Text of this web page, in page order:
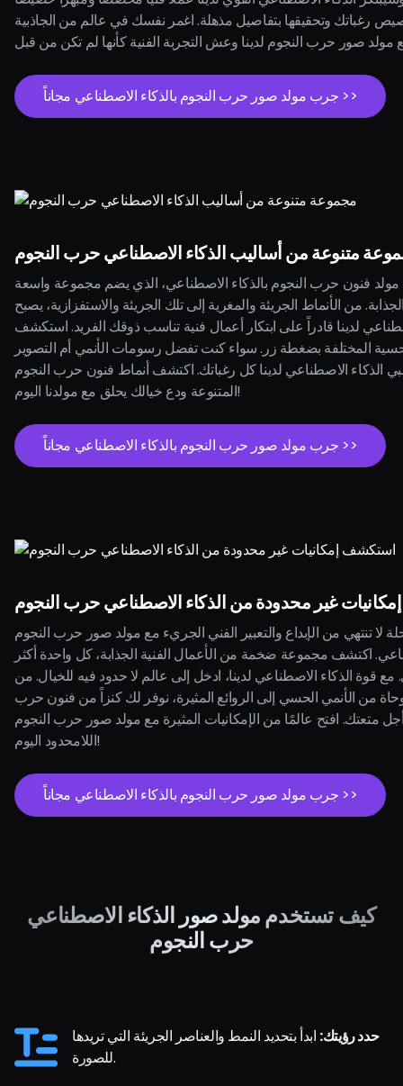
رغباتك وتحقيقها بتفاصيل مذهلة. اغمر نفسك في عالم من الجاذبية
جرب مولد صور حرب النجوم بالذكاء الاصطناعي مجاناً >>
متنوعة من أساليب الذكاء الاصطناعي حرب النجوم
فنون حرب النجوم بالذكاء الاصطناعي، الذي يضم مجموعة واسعة
من الأنماط الجريئة والمغرية إلى تلك الجريئة والاستفزازية، يصبح
لدينا قادراً على ابتكار أعمال فنية تناسب ذوقك الفريد. استكشف
المختلفة بضغطة زر. سواء كنت تفضل رسومات الأنمي أم التصوير
الذكاء الاصطناعي لدينا كل رغباتك. اكتشف أنماط فنون حرب النجوم
المتنوعة ودع خيالك يحلق مع مولدنا اليوم!
جرب مولد صور حرب النجوم بالذكاء الاصطناعي مجاناً >>
غير محدودة من الذكاء الاصطناعي حرب النجوم
لا تنتهي من الإبداع والتعبير الفني الجريء مع مولد صور حرب النجوم
اكتشف مجموعة ضخمة من الأعمال الفنية الجذابة، كل واحدة أكثر
مع قوة الذكاء الاصطناعي لدينا، ادخل إلى عالم لا حدود فيه للخيال. من
من الأنمي الحسي إلى الروائع المثيرة، نوفر لك كنزاً من فنون حرب
متعتك. افتح عالمًا من الإمكانيات المثيرة مع مولد صور حرب النجوم
اللامحدود اليوم!
جرب مولد صور حرب النجوم بالذكاء الاصطناعي مجاناً >>
كيف تستخدم مولد صور الذكاء الاصطناعي
حرب النجوم
حدد رؤيتك: ابدأ بتحديد النمط والعناصر الجريئة التي تريدها
للصورة.